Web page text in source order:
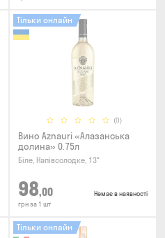
(0)
Тільки онлайн
Вино Aznauri «Алазанська
долина» 0.75л
Біле, Напівсолодке, 13°
98,00
грн за 1 шт
Немає в наявності
Тільки онлайн